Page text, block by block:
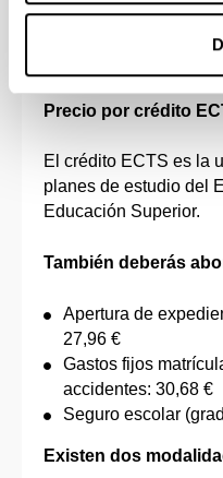
A continuación se
del presente curso
Precio por crédito
El crédito ECTS es la
planes de estudio del
Educación Superior.
También deberás
Apertura de
27,96 €
Gastos fijos
accidentes: 30,68 €
Seguro escolar
Existen dos